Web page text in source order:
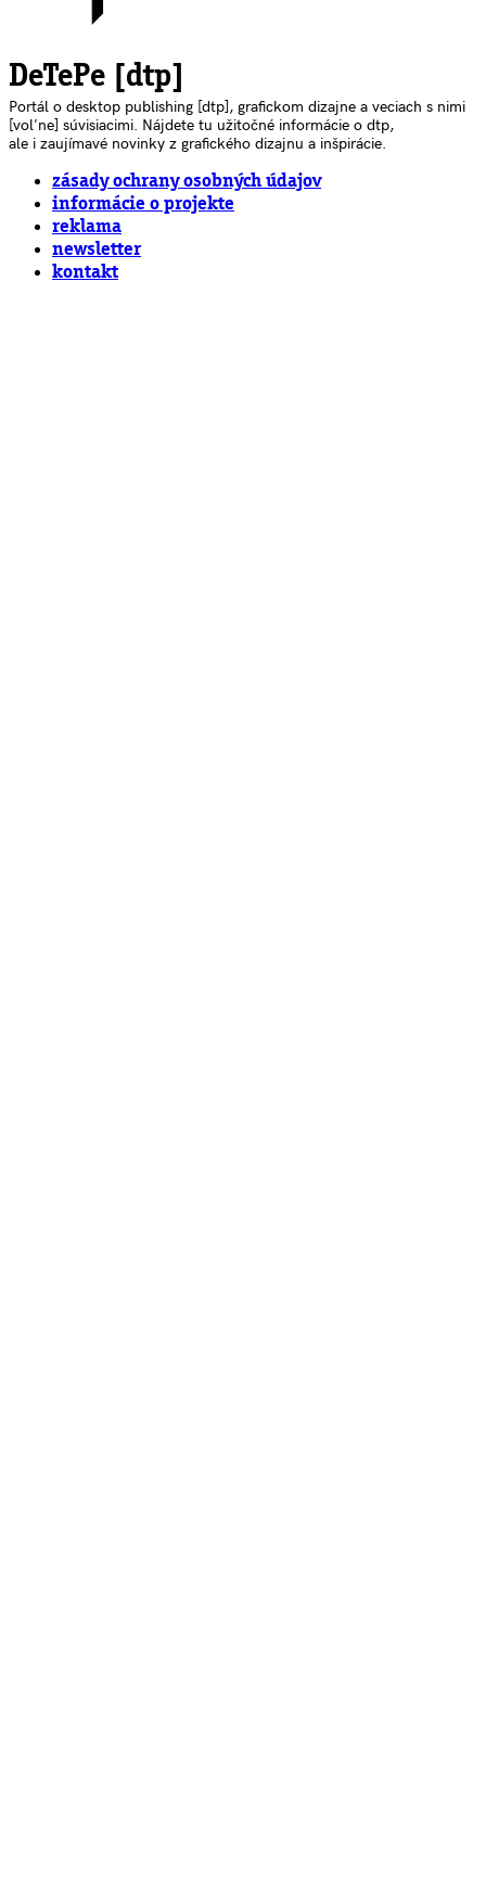
DeTePe [dtp]
Portál o desktop publishing [dtp], grafickom dizajne a veciach s nimi
[voľne] súvisiacimi. Nájdete tu užitočné informácie o dtp,
ale i zaujímavé novinky z grafického dizajnu a inšpirácie.
zásady ochrany osobných údajov
informácie o projekte
reklama
newsletter
kontakt